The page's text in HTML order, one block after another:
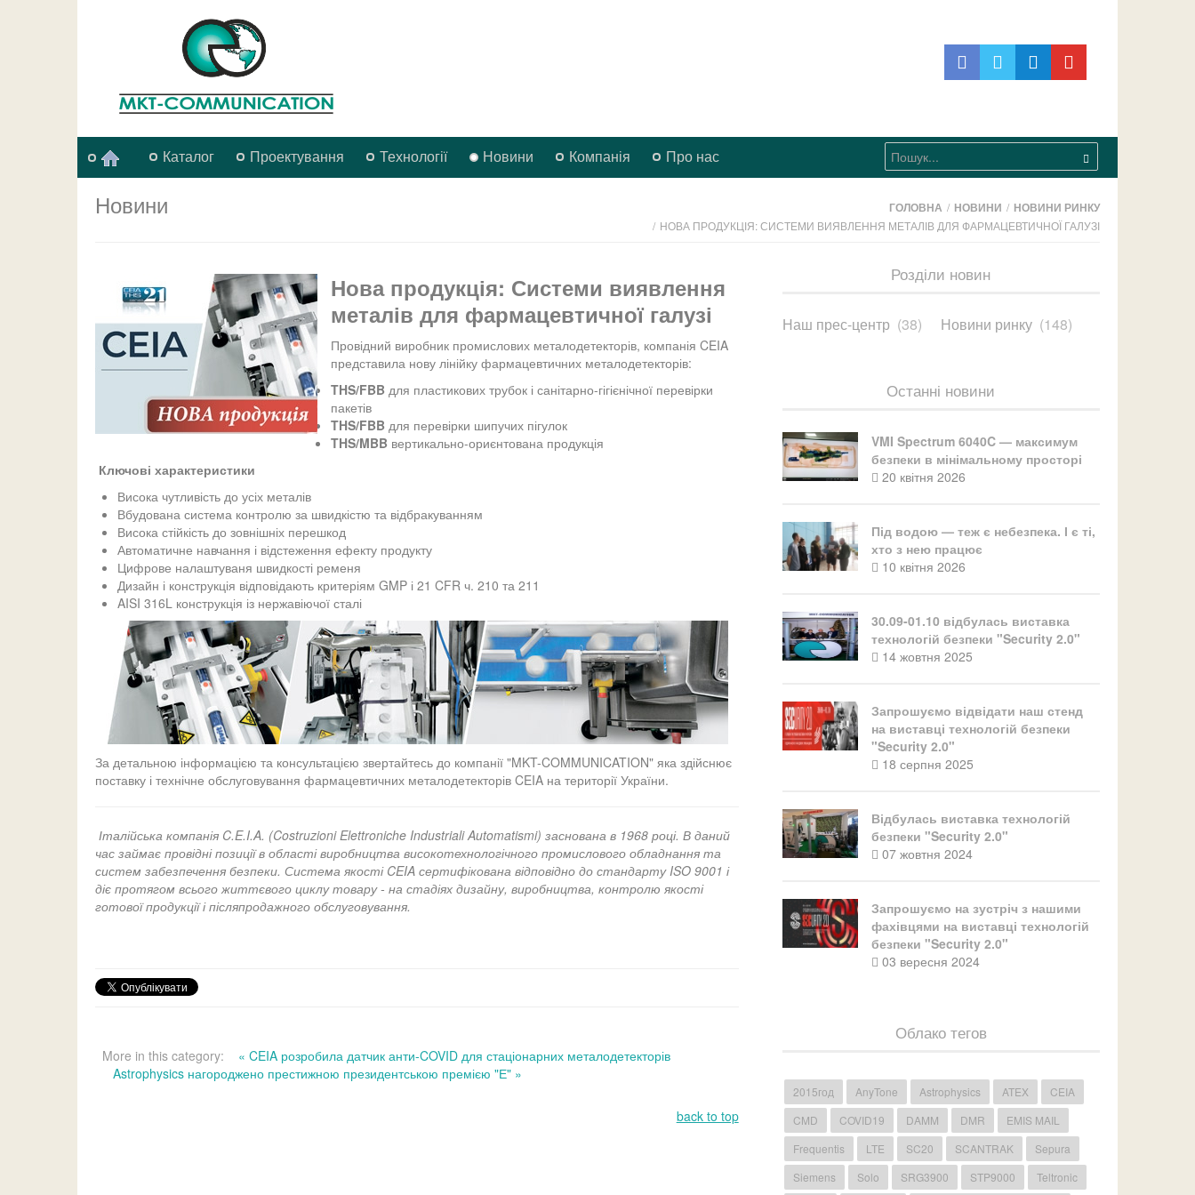
Каталог Проектування Технології Новини Компанія Про нас
Новини ГОЛОВНА / НОВИНИ / НОВИНИ РИНКУ
/ НОВА ПРОДУКЦІЯ: СИСТЕМИ ВИЯВЛЕННЯ МЕТАЛІВ ДЛЯ ФАРМАЦЕВТИЧНОЇ ГАЛУЗІ
Нова продукція: Системи виявлення
металів для фармацевтичної галузі
Провідний виробник промислових металодетекторів, компанія CEIA
представила нову лінійку фармацевтичних металодетекторів:
THS/FBB для пластикових трубок і санітарно-гігієнічної перевірки
пакетів
THS/FBB для перевірки шипучих пігулок
THS/MBB вертикально-ориєнтована продукція
Ключові характеристики
Висока чутливість до усіх металів
Вбудована система контролю за швидкістю та відбракуванням
Висока стійкість до зовнішніх перешкод
Автоматичне навчання і відстеження ефекту продукту
Цифрове налаштуваня швидкості ременя
Дизайн і конструкція відповідають критеріям GMP і 21 CFR ч. 210 та 211
AISI 316L конструкція із нержавіючої сталі
За детальною інформацією та консультацією звертайтесь до компанії "MKT-COMMUNICATION" яка здійснює
поставку і технічне обслуговування фармацевтичних металодетекторів CEIA на території України.
Італійська компанія C.E.I.A. (Costruzioni Elettroniche Industriali Automatismi) заснована в 1968 році. В даний
час займає провідні позиції в області виробництва високотехнологічного промислового обладнання та
систем забезпечення безпеки. Система якості CEIA сертифікована відповідно до стандарту ISO 9001 і
діє протягом всього життєвого циклу товару - на стадіях дизайну, виробництва, контролю якості
готової продукції і післяпродажного обслуговування.
More in this category:
« CEIA розробила датчик анти-COVID для стаціонарних металодетекторів
Astrophysics нагороджено престижною президентською премією "Е" »
back to top
Розділи новин
Наш прес-центр (38) Новини ринку (148)
Останні новини
VMI Spectrum 6040C — максимум
безпеки в мінімальному просторі
20 квітня 2026
Під водою — теж є небезпека. І є ті,
хто з нею працює
10 квітня 2026
30.09-01.10 відбулась виставка
технологій безпеки "Security 2.0"
14 жовтня 2025
Запрошуємо відвідати наш стенд
на виставці технологій безпеки
"Security 2.0"
18 серпня 2025
Відбулась виставка технологій
безпеки "Security 2.0"
07 жовтня 2024
Запрошуємо на зустріч з нашими
фахівцями на виставці технологій
безпеки "Security 2.0"
03 вересня 2024
Облако тегов
2015год AnyTone Astrophysics ATEX
CEIA
CMD
COVID19 DAMM DMR
EMIS MAIL
Frequentis
LTE SC20 SCANTRAK
Sepura
Siemens
Solo SRG3900 STP9000 Teltronic